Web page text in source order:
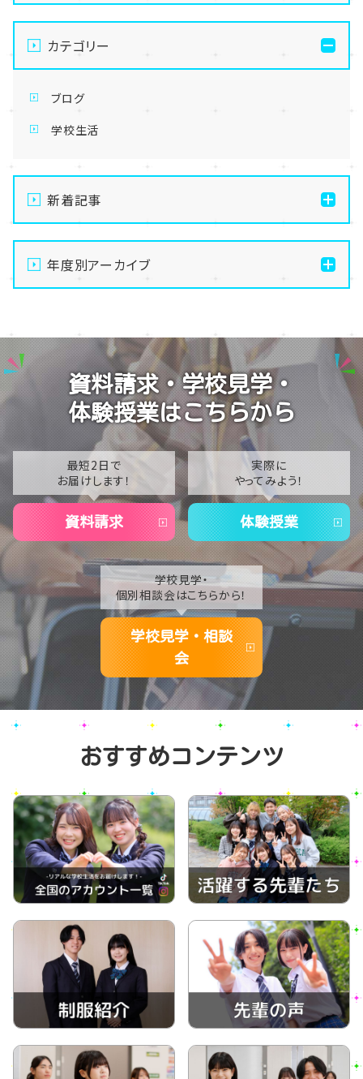
カテゴリー
ブログ
学校生活
新着記事
【なんば】体験授業で高級感のあるマンゴータルト作り
ました！🥭✨
【なんば】キラリと輝く宝物✨「光るハーバリウム」作り
【なんば】校舎紹介の「自習室編」✨
【なんば】笑顔が溢れたオープンスクール😊在校生の
温かいお出迎えで素敵な1日に🌷
【なんば】夏季休校期間のお知らせ🍉
年度別アーカイブ
2025
2024
2023
2021
2020
資料請求・学校見学・
体験授業はこちらから
最短2日で
お届けします！
資料請求
実際に
やってみよう！
体験授業
学校見学・
個別相談会はこちらから！
学校見学・相談
会
おすすめコンテンツ